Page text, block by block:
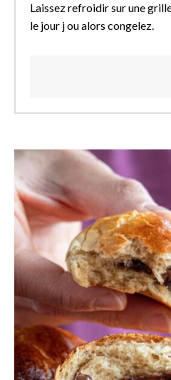
Laissez refroidir sur une
le jour j ou alors congelez.